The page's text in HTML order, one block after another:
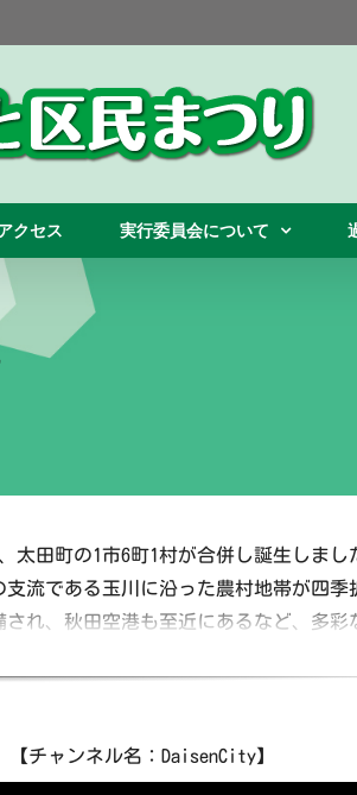
クセス 実行委員会について
田町の1市6町1村が合併し誕生しまし
流である玉川に沿った農村地帯が四季
れ、秋田空港も至近にあるなど、多彩
【チャンネル名：DaisenCity】